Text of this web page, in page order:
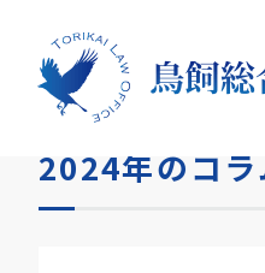
HOME
2024年のコ